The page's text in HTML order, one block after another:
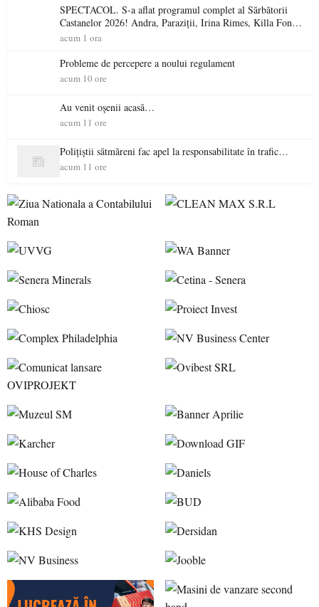
SPECTACOL. S-a aflat programul complet al Sărbătorii
Castanelor 2026! Andra, Paraziții, Irina Rimes, Killa Fonic,
Zdob și Zdub și Fuego vin la Baia Mare
acum 1 ora
Probleme de percepere a noului regulament
acum 10 ore
Au venit oșenii acasă…
acum 11 ore
Polițiștii sătmăreni fac apel la responsabilitate în trafic…
acum 11 ore